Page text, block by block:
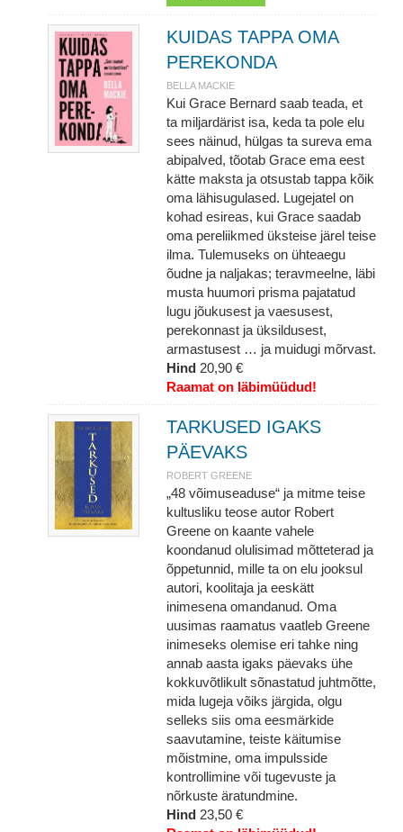
KUIDAS TAPPA OMA
PEREKONDA
BELLA MACKIE
Kui Grace Bernard saab teada, et
ta miljardärist isa, keda ta pole elu
sees näinud, hülgas ta sureva ema
abipalved, tõotab Grace ema eest
kätte maksta ja otsustab tappa kõik
oma lähisugulased. Lugejatel on
kohad esireas, kui Grace saadab
oma pereliikmed üksteise järel teise
ilma. Tulemuseks on ühteaegu
õudne ja naljakas; teravmeelne, läbi
musta huumori prisma pajatatud
lugu jõukusest ja vaesusest,
perekonnast ja üksildusest,
armastusest … ja muidugi mõrvast.
Hind 20,90 €
Raamat on läbimüüdud!
TARKUSED IGAKS
PÄEVAKS
ROBERT GREENE
„48 võimuseaduse“ ja mitme teise
kultusliku teose autor Robert
Greene on kaante vahele
koondanud olulisimad mõtteterad ja
õppetunnid, mille ta on elu jooksul
autori, koolitaja ja eeskätt
inimesena omandanud. Oma
uusimas raamatus vaatleb Greene
inimeseks olemise eri tahke ning
annab aasta igaks päevaks ühe
kokkuvõtlikult sõnastatud juhtmõtte,
mida lugeja võiks järgida, olgu
selleks siis oma eesmärkide
saavutamine, teiste käitumise
mõistmine, oma impulsside
kontrollimine või tugevuste ja
nõrkuste äratundmine.
Hind 23,50 €